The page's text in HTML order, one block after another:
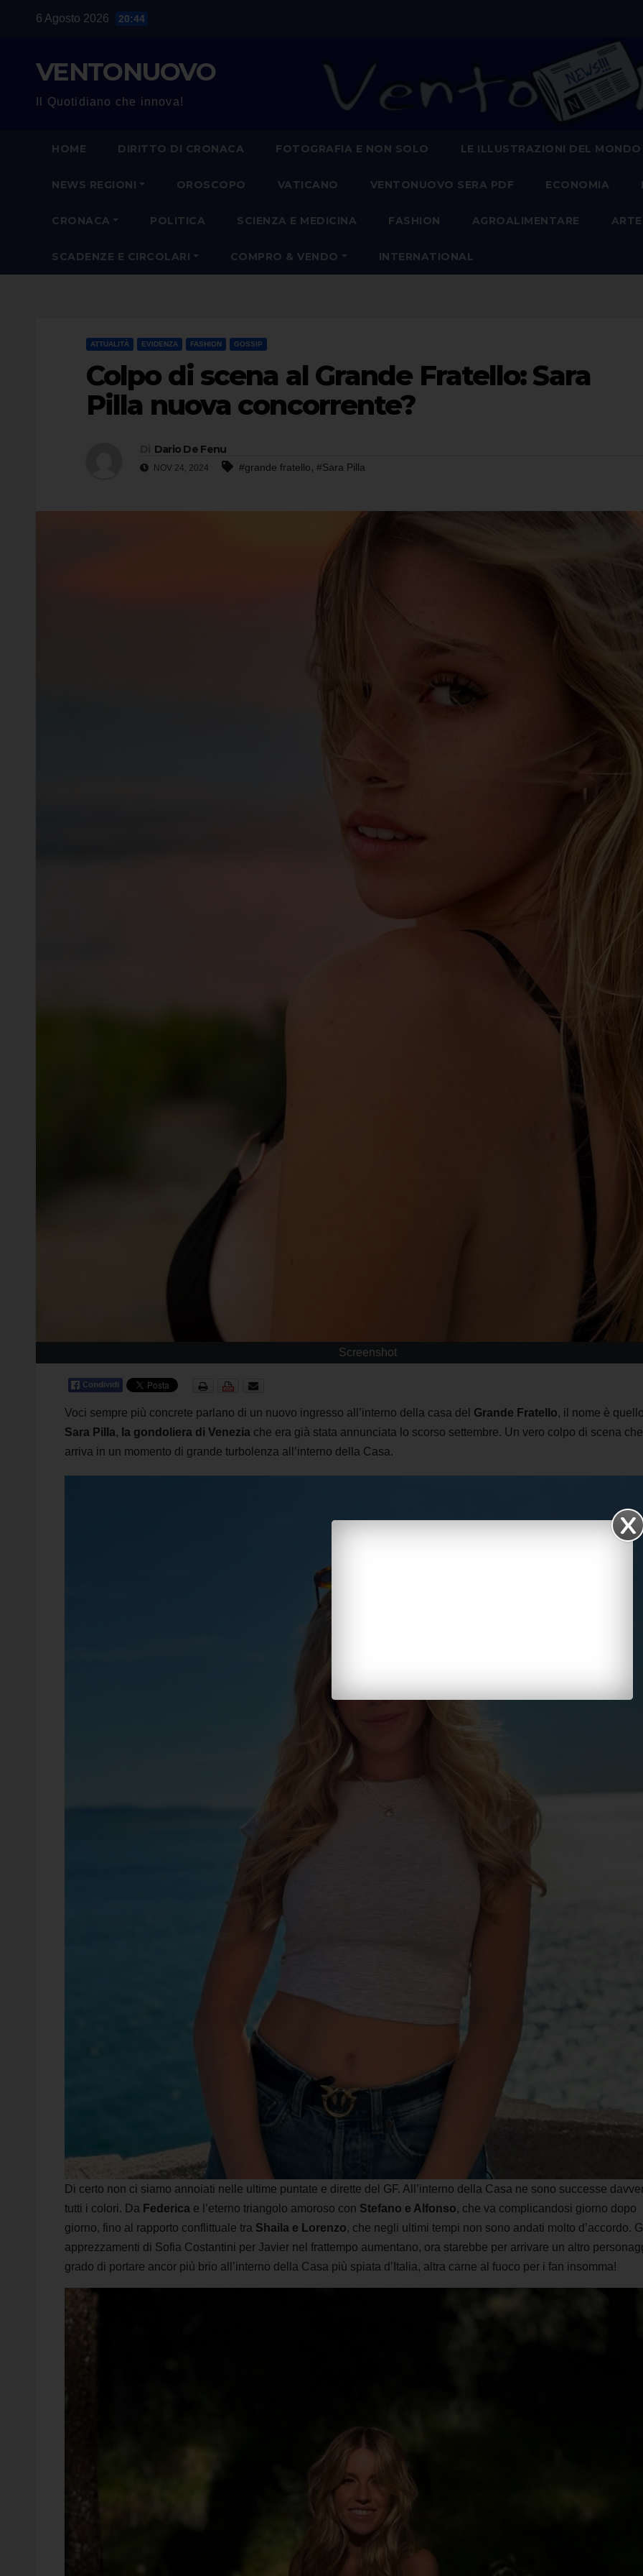
6 Agosto 2026 20:44
VENTONUOVO
Il Quotidiano che innova!
HOME DIRITTO DI CRONACA FOTOGRAFIA E NON SOLO LE ILLUSTRAZIONI DEL
NEWS REGIONI OROSCOPO VATICANO VENTONUOVO SERA PDF ECONOMIA
CRONACA POLITICA SCIENZA E MEDICINA FASHION AGROALIMENTARE ARTE
SCADENZE E CIRCOLARI COMPRO & VENDO INTERNATIONAL
ATTUALITÀ EVIDENZA FASHION GOSSIP
Colpo di scena al Grande Fratello: Sara
Pilla nuova concorrente?
Dario De Fenu
NOV 24, 2024 #grande fratello, #Sara Pilla
Screenshot
Voci sempre più concrete parlano di un nuovo ingresso all’interno della casa del Grande Fratello, il nome è
Sara Pilla, la gondoliera di Venezia che era già stata annunciata lo scorso settembre. Un vero colpo di scena che
arriva in un momento di grande turbolenza all’interno della Casa.
Di certo non ci siamo annoiati nelle ultime puntate e dirette del GF. All’interno della Casa ne sono successe
tutti i colori. Da Federica e l’eterno triangolo amoroso con Stefano e Alfonso, che va complicandosi giorno dopo
giorno, fino al rapporto conflittuale tra Shaila e Lorenzo, che negli ultimi tempi non sono andati molto d’accordo.
apprezzamenti di Sofia Costantini per Javier nel frattempo aumentano, ora starebbe per arrivare un altro
grado di portare ancor più brio all’interno della Casa più spiata d’Italia, altra carne al fuoco per i fan insomma!